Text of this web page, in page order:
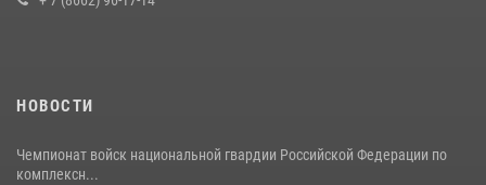
НОВОСТИ
Чемпионат войск национальной гвардии Российской Федерации по
комплексн...